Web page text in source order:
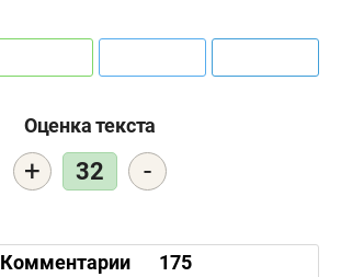
Оценка текста
+ 32 -
Комментарии 175